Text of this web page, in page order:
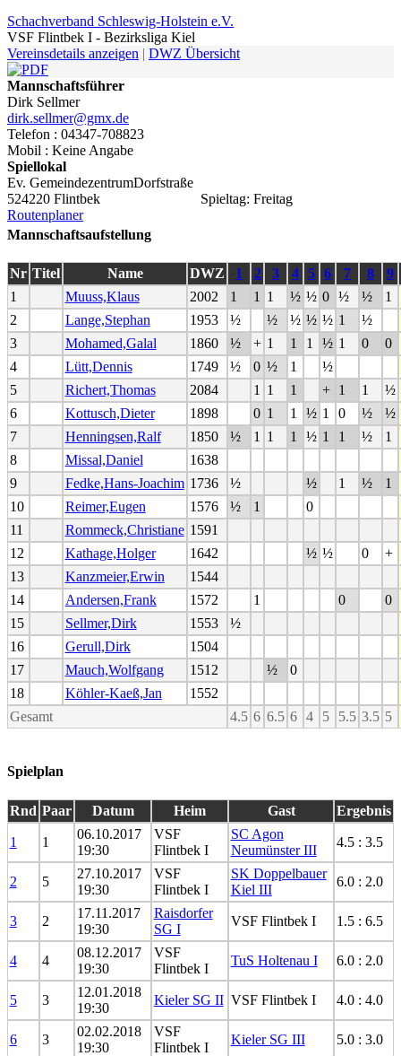
Schachverband Schleswig-Holstein e.V.
VSF Flintbek I - Bezirksliga Kiel
Vereinsdetails anzeigen | DWZ Übersicht
Mannschaftsführer
Dirk Sellmer
dirk.sellmer@gmx.de
Telefon : 04347-708823
Mobil : Keine Angabe
Spiellokal
Ev. GemeindezentrumDorfstraße
524220 Flintbek
Routenplaner
Spieltag: Freitag
Mannschaftsaufstellung
Nr Titel Name DWZ 1 2 3 4 5 6 7 8
9
1
Muuss,Klaus 2002 1 1 1 ½ ½ 0 ½ ½ 1
2
Lange,Stephan 1953 ½ ½ ½ ½ ½ 1 ½
3
Mohamed,Galal 1860 ½ + 1 1 1 ½ 1 0 0
4
Lütt,Dennis 1749 ½ 0 ½ 1 ½
5
Richert,Thomas 2084 1 1 1 + 1 1 ½
6
Kottusch,Dieter 1898 0 1 1 ½ 1 0 ½ ½
7
Henningsen,Ralf 1850 ½ 1 1 1 ½ 1 1 ½ 1
8
Missal,Daniel
1638
9
Fedke,Hans-Joachim 1736 ½ ½ 1 ½ 1
10
Reimer,Eugen 1576 ½ 1 0
11
Rommeck,Christiane 1591
12
Kathage,Holger 1642 ½ ½ 0 +
13
Kanzmeier,Erwin
1544
14
Andersen,Frank 1572 1 0 0
15
Sellmer,Dirk 1553 ½
16
Gerull,Dirk
1504
17
Mauch,Wolfgang 1512 ½ 0
18
Köhler-Kaeß,Jan
1552
Gesamt
4.5 6 6.5 6 4 5 5.5 3.5 5
Spielplan
Rnd Paar Datum Heim Gast Ergebnis
1 1
06.10.2017
19:30
VSF
Flintbek I
SC Agon
Neumünster III
4.5 : 3.5
2 5
27.10.2017
19:30
VSF
Flintbek I
SK Doppelbauer
Kiel III
6.0 : 2.0
3 2
17.11.2017
19:30
Raisdorfer
SG I
VSF Flintbek I 1.5 : 6.5
4 4
08.12.2017
19:30
VSF
Flintbek I
TuS Holtenau I 6.0 : 2.0
5 3
12.01.2018
19:30
Kieler SG II VSF Flintbek I 4.0 : 4.0
6 3
02.02.2018
19:30
VSF
Flintbek I
Kieler SG III 5.0 : 3.0